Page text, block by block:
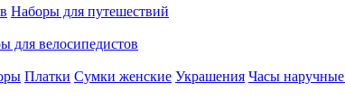
Наборы для путешествий
для велосипедистов
Платки Сумки женские Украшения Часы